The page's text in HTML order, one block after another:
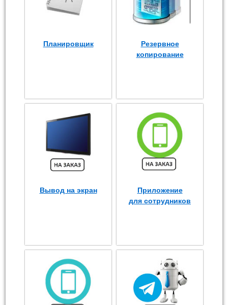
Планировщик
Резервное
копирование
Вывод на экран
Приложение
для сотрудников